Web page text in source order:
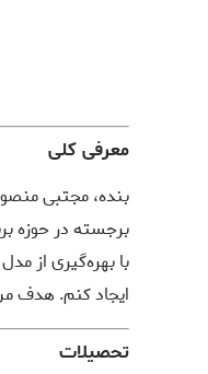
معرفی کلی
بنده، مجتبی
برجسته در حوزه
با بهره‌گیری از
ایجاد کنم. هدف
تحصیلات